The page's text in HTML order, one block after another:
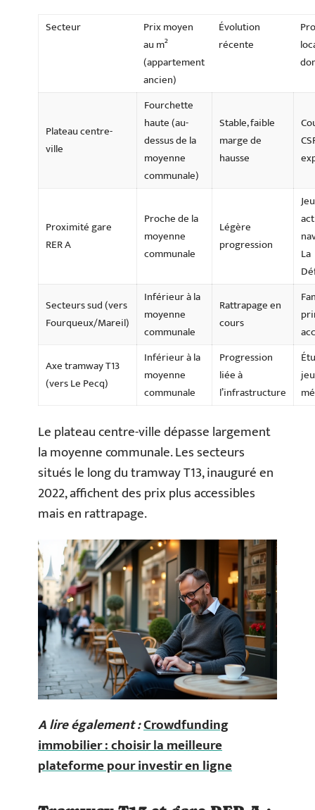
Secteur
Prix moyen
au m²
(appartement
ancien)
Évolution
récente
Plateau centre-
ville
Fourchette
haute (au-
dessus de la
moyenne
communale)
Stable, faible
marge de
hausse
Proximité gare
RER A
Proche de la
moyenne
communale
Légère
progression
La
Secteurs sud (vers
Fourqueux/Mareil)
Inférieur à la
moyenne
communale
Rattrapage en
cours
Axe tramway T13
(vers Le Pecq)
Inférieur à la
moyenne
communale
Progression
liée à
l’infrastructure
Le plateau centre-ville dépasse largement
la moyenne communale. Les secteurs
situés le long du tramway T13, inauguré en
2022, affichent des prix plus accessibles
mais en rattrapage.
A lire également :Crowdfunding
immobilier : choisir la meilleure
plateforme pour investir en ligne